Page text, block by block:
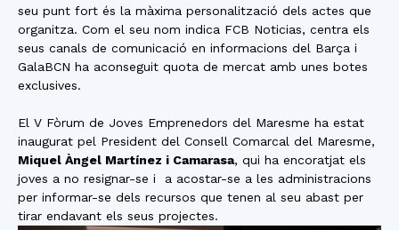
seu punt fort és la màxima personalització dels actes que
organitza. Com el seu nom indica FCB Noticias, centra els
seus canals de comunicació en informacions del Barça i
GalaBCN ha aconseguit quota de mercat amb unes botes
exclusives.
El V Fòrum de Joves Emprenedors del Maresme ha estat
inaugurat pel President del Consell Comarcal del Maresme,
Miquel Àngel Martínez i Camarasa, qui ha encoratjat els
joves a no resignar-se i a acostar-se a les administracions
per informar-se dels recursos que tenen al seu abast per
tirar endavant els seus projectes.